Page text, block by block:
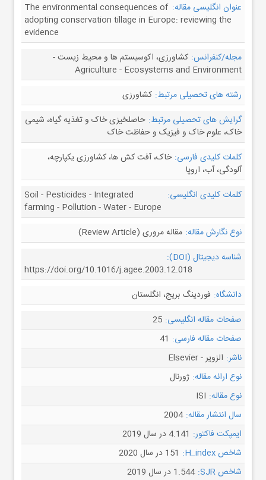
عنوان انگلیسی مقاله: The environmental consequences of
adopting conservation tillage in Europe: reviewing the
evidence
مجله/کنفرانس: کشاورزی، اکوسیستم ها و محیط زیست -
Agriculture - Ecosystems and Environment
رشته های تحصیلی مرتبط: کشاورزی
گرایش های تحصیلی مرتبط: حاصلخیزی خاک و تغذیه گیاه، شیمی
خاک، علوم خاک و فیزیک و حفاظت خاک
کلمات کلیدی فارسی: خاک، آفت کش ها، کشاورزی یکپارچه،
آلودگی، آب، اروپا
کلمات کلیدی انگلیسی:
Soil - Pesticides - Integrated
farming - Pollution - Water - Europe
نوع نگارش مقاله: مقاله مروری (Review Article)
شناسه دیجیتال (DOI):
https://doi.org/10.1016/j.agee.2003.12.018
دانشگاه: فوردینگ‌ بریج، انگلستان
صفحات مقاله انگلیسی: 25
صفحات مقاله فارسی: 41
ناشر: الزویر - Elsevier
نوع ارائه مقاله: ژورنال
نوع مقاله: ISI
سال انتشار مقاله: 2004
ایمپکت فاکتور: 4.141 در سال 2019
شاخص H_index:
151 در سال 2020
شاخص SJR:
1.544 در سال 2019